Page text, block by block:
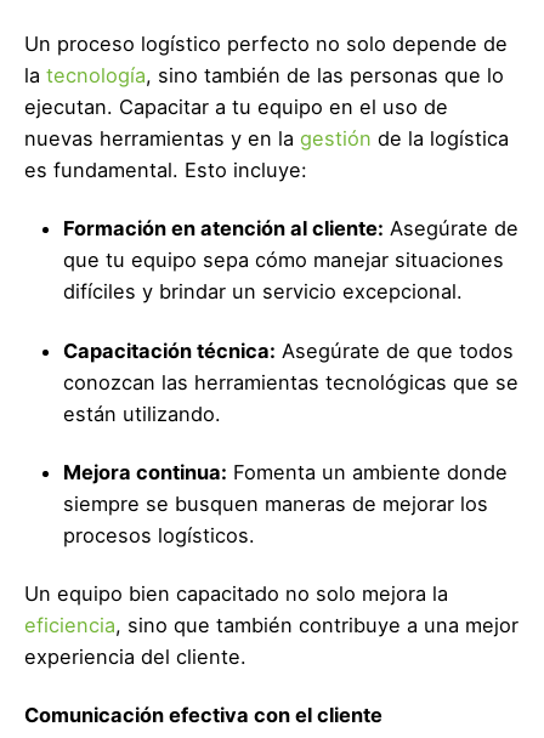
Un proceso logístico perfecto no solo depende de
la tecnología, sino también de las personas que lo
ejecutan. Capacitar a tu equipo en el uso de
nuevas herramientas y en la gestión de la logística
es fundamental. Esto incluye:
Formación en atención al cliente: Asegúrate de
que tu equipo sepa cómo manejar situaciones
difíciles y brindar un servicio excepcional.
Capacitación técnica: Asegúrate de que todos
conozcan las herramientas tecnológicas que se
están utilizando.
Mejora continua: Fomenta un ambiente donde
siempre se busquen maneras de mejorar los
procesos logísticos.
Un equipo bien capacitado no solo mejora la
eficiencia, sino que también contribuye a una mejor
experiencia del cliente.
Comunicación efectiva con el cliente